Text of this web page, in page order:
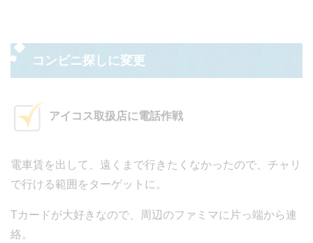
コンビニ探しに変更
アイコス取扱店に電話作戦
電車賃を出して、遠くまで行きたくなかったので、チャリ
で行ける範囲をターゲットに。
Tカードが大好きなので、周辺のファミマに片っ端から連
絡。